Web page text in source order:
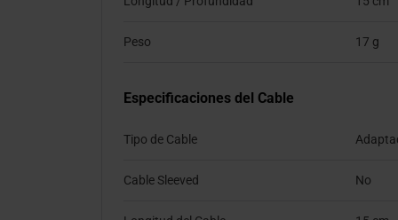
Peso 17 g
Especificaciones del Cable
Tipo de Cable
Cable Sleeved No